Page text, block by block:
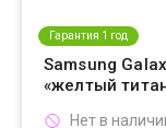
Гарантия 1 год
Samsung
«желтый
Нет в